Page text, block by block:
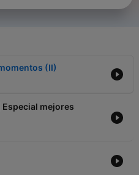
(II)
Especial mejores